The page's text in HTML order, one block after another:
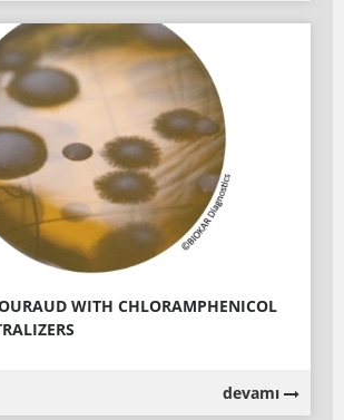
WITH CHLORAMPHENICOL
devamı